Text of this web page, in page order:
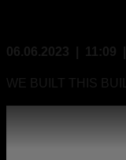
06.06.2023 | 11:09
WE BUILT THIS